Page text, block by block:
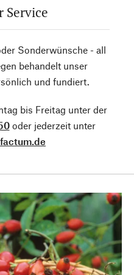
Service
Sonderwünsche - all
behandelt unser
und fundiert.
bis Freitag unter der
oder jederzeit unter